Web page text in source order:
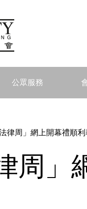
公眾服務
律周」網上開幕禮順
周